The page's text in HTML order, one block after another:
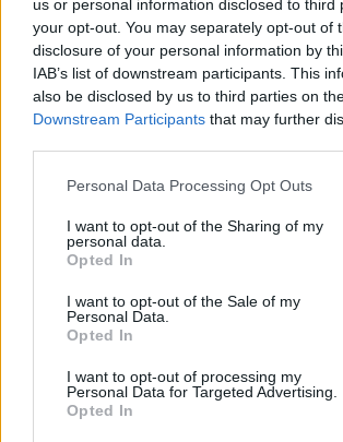
us or personal information disclosed to third
your opt-out. You may separately opt-out of
disclosure of your personal information by
IAB’s list of downstream participants. This
also be disclosed by us to third parties on
Downstream Participants that may further
Please note that this website/app uses one
not limited to your visit or usage behaviour.
grant or deny consent to Google and its
use your data for below specified purposes
consent section.
Personal Data Processing Opt Outs
I want to opt-out of the Sharing of my
personal data.
Opted In
I want to opt-out of the Sale of my
Personal Data.
Opted In
I want to opt-out of processing my
Personal Data for Targeted Advertising.
Opted In
Σχολίασε
Όροι Χρήσης . Το site προστατεύεται από
Πολιτική
ΒΡΥΞΕΛΛΕΣ